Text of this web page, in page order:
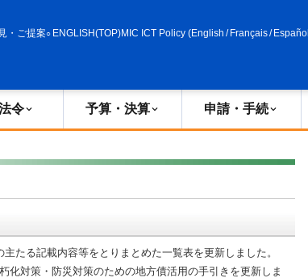
・ご提案 ENGLISH(TOP)MIC ICT Policy (English / Français/ Español
令 予算・決算 申請・手続
たる記載内容等をとりまとめた一覧表を更新しました。
化対策・防災対策のための地方債活用の手引きを更新しま